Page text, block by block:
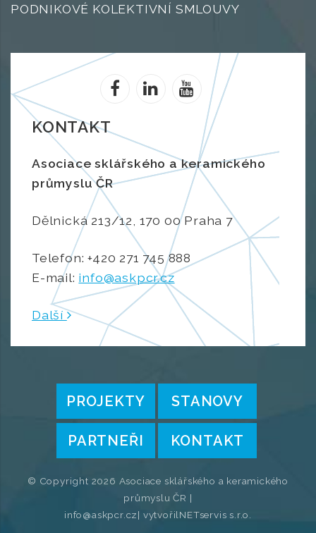
PODNIKOVÉ KOLEKTIVNÍ SMLOUVY
KONTAKT
Asociace sklářského a keramického
průmyslu ČR
Dělnická 213/12, 170 00 Praha 7
Telefon: +420 271 745 888
E-mail: info@askpcr.cz
Další
PROJEKTY STANOVY
PARTNEŘI KONTAKT
© Copyright 2026 Asociace sklářského a keramického
průmyslu ČR |
info@askpcr.cz| vytvořilNETservis s.r.o.